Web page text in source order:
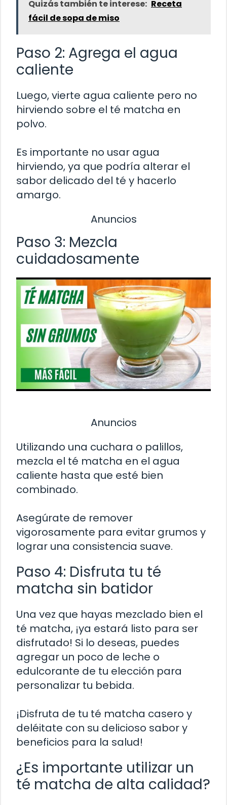
Quizás también te interese: Receta
fácil de sopa de miso
Paso 2: Agrega el agua
caliente
Luego, vierte agua caliente pero no
hirviendo sobre el té matcha en
polvo.
Es importante no usar agua
hirviendo, ya que podría alterar el
sabor delicado del té y hacerlo
amargo.
Anuncios
Paso 3: Mezcla
cuidadosamente
Anuncios
Utilizando una cuchara o palillos,
mezcla el té matcha en el agua
caliente hasta que esté bien
combinado.
Asegúrate de remover
vigorosamente para evitar grumos y
lograr una consistencia suave.
Paso 4: Disfruta tu té
matcha sin batidor
Una vez que hayas mezclado bien el
té matcha, ¡ya estará listo para ser
disfrutado! Si lo deseas, puedes
agregar un poco de leche o
edulcorante de tu elección para
personalizar tu bebida.
¡Disfruta de tu té matcha casero y
deléitate con su delicioso sabor y
beneficios para la salud!
¿Es importante utilizar un
té matcha de alta calidad?